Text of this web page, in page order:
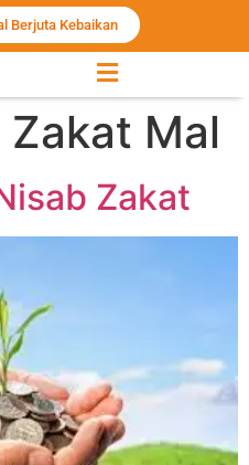
Berjuta Kebaikan
Zakat Mal
Zakat